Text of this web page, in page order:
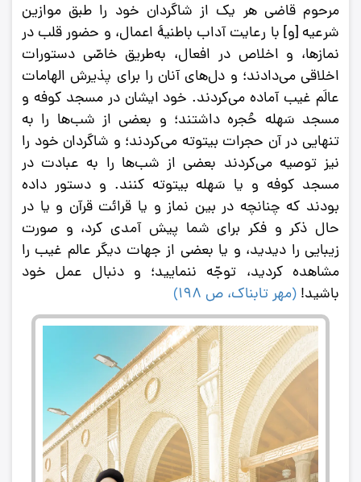
مرحوم قاضى هر یک از شاگردان خود را طبق موازین
شرعیه [و] با رعایت آداب باطنیۀ اعمال، و حضور قلب در
نمازها، و اخلاص در افعال، به‌طریق خاصّى دستورات
اخلاقى مى‌دادند؛ و دل‌هاى آنان را براى پذیرش الهامات
عالَم غیب آماده مى‌کردند. خود ایشان در مسجد كوفه و
مسجد سَهله حُجره داشتند؛ و بعضى از شب‌ها را به
تنهایى در آن حجرات بیتوته مى‌كردند؛ و شاگردان خود را
نیز توصیه مى‌كردند بعضى از شب‌ها را به عبادت در
مسجد كوفه و یا سَهله بیتوته كنند. و دستور داده
بودند كه چنانچه در بین نماز و یا قرائت قرآن و یا در
حال ذكر و فكر براى شما پیش آمدى كرد، و صورت
زیبایى را دیدید، و یا بعضى از جهات دیگر عالم غیب را
مشاهده كردید، توجّه ننمایید؛ و دنبال عمل خود
باشید! (مهر تابناک، ص 198 )